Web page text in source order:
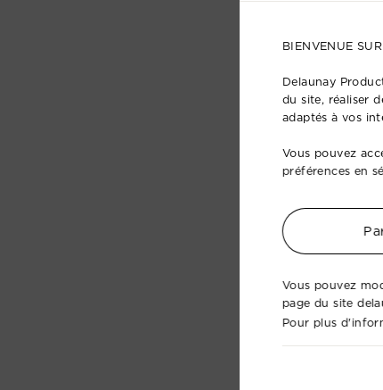
BIENVENUE
Delaunay
du site, réaliser
adaptés à vos
Vous pouvez
préférences en
Vous pouvez
page du site
Pour plus